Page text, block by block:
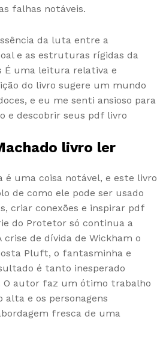
falhas notáveis.
da luta entre a
e as estruturas rígidas da
É uma leitura relativa e
do livro sugere um mundo
e eu me senti ansioso para
e descobrir seus pdf livro
livro ler
é uma coisa notável, e este livro
de como ele pode ser usado
criar conexões e inspirar pdf
do Protetor só continua a
crise de dívida de Wickham o
Pluft, o fantasminha e
é tanto inesperado
autor faz um ótimo trabalho
e os personagens
fresca de uma